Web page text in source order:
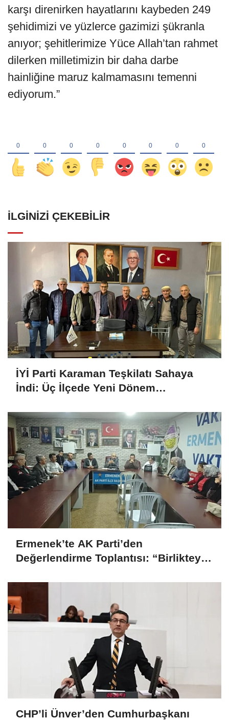
karşı direnirken hayatlarını kaybeden 249
şehidimizi ve yüzlerce gazimizi şükranla
anıyor; şehitlerimize Yüce Allah’tan rahmet
dilerken milletimizin bir daha darbe
hainliğine maruz kalmamasını temenni
ediyorum.”
İLGINIZI ÇEKEBILIR
İYİ Parti Karaman Teşkilatı Sahaya
İndi: Üç İlçede Yeni Dönem
Ermenek’te AK Parti’den
Değerlendirme Toplantısı: “Birlikteyiz,
CHP’li Ünver’den Cumhurbaşkanı